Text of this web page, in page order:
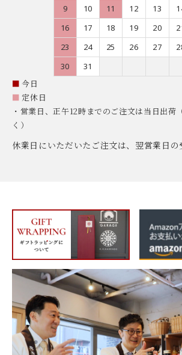
9
10 11 12 13
16
17 18 19 20
23
24 25 26 27
30
31
■ 今日
■ 定休日
・営業日、正午12時までのご注文は当日出荷
く）
休業日にいただいたご注文は、翌営業日の